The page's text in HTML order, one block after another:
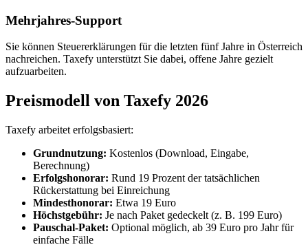
Mehrjahres-Support
Sie können Steuererklärungen für die letzten fünf Jahre in Österreich
nachreichen. Taxefy unterstützt Sie dabei, offene Jahre gezielt
aufzuarbeiten.
Preismodell von Taxefy 2026
Taxefy arbeitet erfolgsbasiert:
Grundnutzung: Kostenlos (Download, Eingabe,
Berechnung)
Erfolgshonorar: Rund 19 Prozent der tatsächlichen
Rückerstattung bei Einreichung
Mindesthonorar: Etwa 19 Euro
Höchstgebühr: Je nach Paket gedeckelt (z. B. 199 Euro)
Pauschal-Paket: Optional möglich, ab 39 Euro pro Jahr für
einfache Fälle